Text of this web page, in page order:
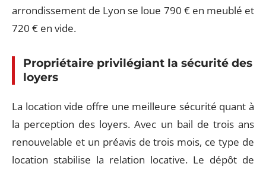
arrondissement de Lyon se loue 790 € en meublé et
720 € en vide.
Propriétaire privilégiant la sécurité des
loyers
La location vide offre une meilleure sécurité quant à
la perception des loyers. Avec un bail de trois ans
renouvelable et un préavis de trois mois, ce type de
location stabilise la relation locative. Le dépôt de